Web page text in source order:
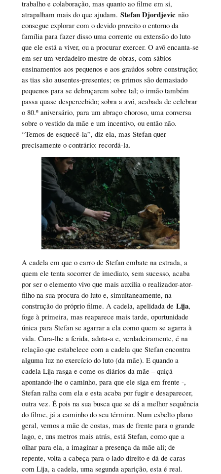
trabalho e colaboração, mas quanto ao filme em si,
atrapalham mais do que ajudam. Stefan Djordjevicnão
consegue explorar com o devido proveito o entorno da
família para fazer disso uma corrente ou extensão do luto
que ele está a viver, ou a procurar exercer. O avô encanta-se
em ser um verdadeiro mestre de obras, com sábios
ensinamentos aos pequenos e aos graúdos sobre construção;
as tias são ausentes-presentes; os primos são demasiado
pequenos para se debruçarem sobre tal; o irmão também
passa quase despercebido; sobra a avó, acabada de celebrar
o 80.º aniversário, para um abraço choroso, uma conversa
sobre o vestido da mãe e um incentivo, ou então não.
“Temos de esquecê-la”, diz ela, mas Stefan quer
precisamente o contrário: recordá-la.
A cadela em que o carro de Stefan embate na estrada, a
quem ele tenta socorrer de imediato, sem sucesso, acaba
por ser o elemento vivo que mais auxilia o realizador-ator-
filho na sua procura do luto e, simultaneamente, na
construção do próprio filme. A cadela, apelidada de Lija,
foge à primeira, mas reaparece mais tarde, oportunidade
única para Stefan se agarrar a ela como quem se agarra à
vida. Cura-lhe a ferida, adota-a e, verdadeiramente, é na
relação que estabelece com a cadela que Stefan encontra
alguma luz no exercício do luto (da mãe). E quando a
cadela Lija rasga e come os diários da mãe – quiçá
apontando-lhe o caminho, para que ele siga em frente -,
Stefan ralha com ela e esta acaba por fugir e desaparecer,
outra vez. É pois na sua busca que se dá a melhor sequência
do filme, já a caminho do seu término. Num esbelto plano
geral, vemos a mãe de costas, mas de frente para o grande
lago, e, uns metros mais atrás, está Stefan, como que a
olhar para ela, a imaginar a presença da mãe ali; de
repente, volta a cabeça para o lado direito e dá de caras
com Lija, a cadela, uma segunda aparição, esta é real.